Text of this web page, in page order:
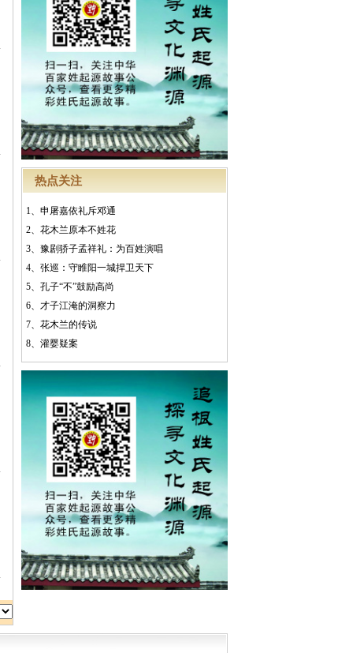
热点关注
1、 申屠嘉依礼斥邓通
2、 花木兰原本不姓花
3、 豫剧骄子孟祥礼：为百姓演唱
4、 张巡：守睢阳一城捍卫天下
5、 孔子“不”鼓励高尚
6、 才子江淹的洞察力
7、 花木兰的传说
8、 灌婴疑案